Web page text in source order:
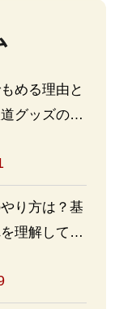
める理由と
グッズの整
り方は？基
理解して買